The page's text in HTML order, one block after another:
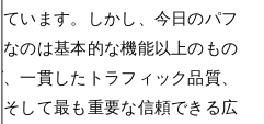
います。しかし、今日のパフ
なのは基本的な機能以上のもの
一貫したトラフィック品質、
そして最も重要な信頼できる広